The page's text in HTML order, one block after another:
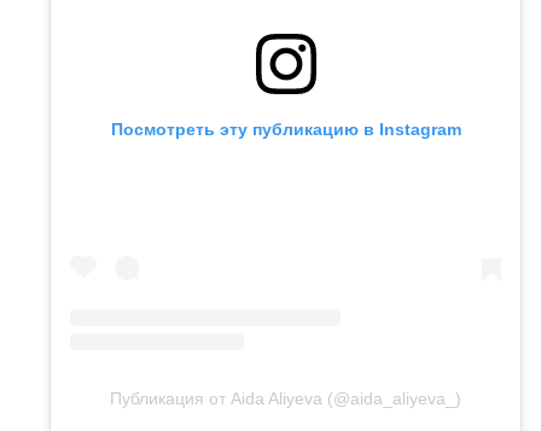
Посмотреть эту публикацию в Instagram
Публикация от Aida Aliyeva (@aida_aliyeva_)